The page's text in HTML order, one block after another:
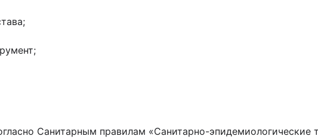
Санитарным правилам «Санитарно-эпидемиологические